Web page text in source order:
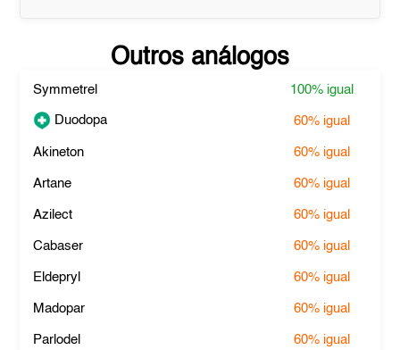
Outros análogos
Symmetrel 100% igual
Duodopa 60% igual
Akineton 60% igual
Artane 60% igual
Azilect 60% igual
Cabaser 60% igual
Eldepryl 60% igual
Madopar 60% igual
Parlodel 60% igual